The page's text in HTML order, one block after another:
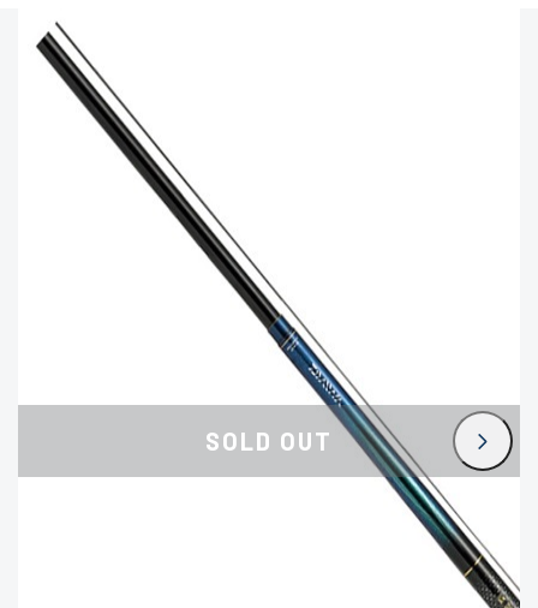
在庫有のみ
セール
この条件で検索する
かなり使用感があり、全体的に
目立つ傷が多い品
D
著しく状態が悪いが使用はでき
るもの、改造品も含む
※ルアー、エギ、雑品、その他につきましては
ランク表記はございません。 状態は写真にてご
SOLD OUT